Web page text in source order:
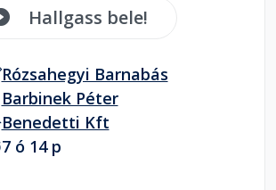
Hallgass bele!
Rózsahegyi Barnabás
Barbinek Péter
Benedetti Kft
7 ó 14 p